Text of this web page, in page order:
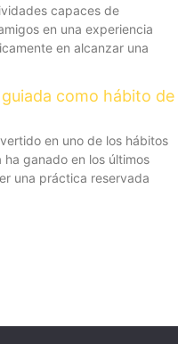
capaces de
en una experiencia
en alcanzar una
como hábito de
en uno de los hábitos
ganado en los últimos
una práctica reservada